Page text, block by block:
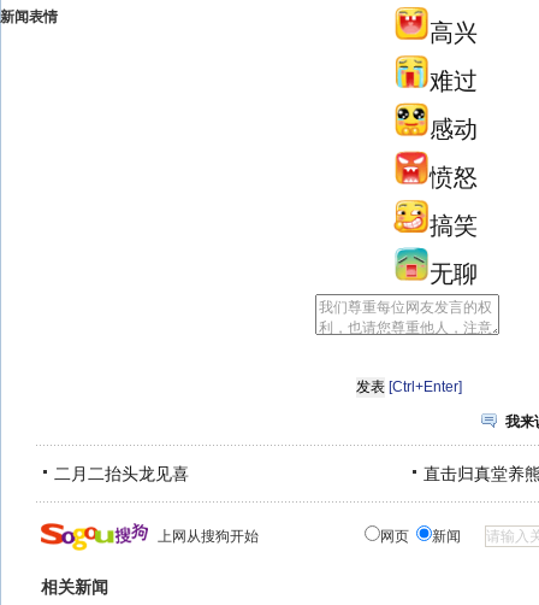
新闻表情
高兴
难过
感动
愤怒
搞笑
无聊
[Ctrl+Enter]
我来
二月二抬头龙见喜 直击归真堂养
上网从搜狗开始 网页 新闻
相关新闻